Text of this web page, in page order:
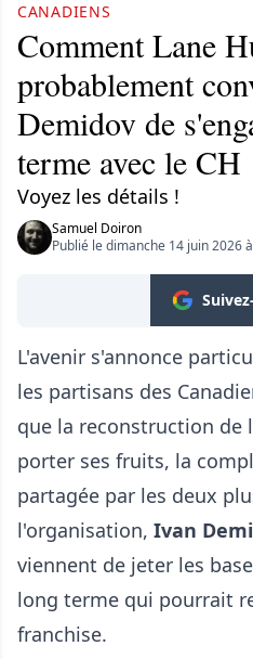
CANADIENS
Comment Lane
probablement
Demidov de
terme avec le CH
Voyez les détails !
Samuel Doiron
Publié le dimanche 14 juin 2026
L'avenir s'annonce
les partisans des
que la reconstruction de
porter ses fruits, la
partagée par les deux
l'organisation, Ivan
viennent de jeter les
long terme qui pourrait
franchise.